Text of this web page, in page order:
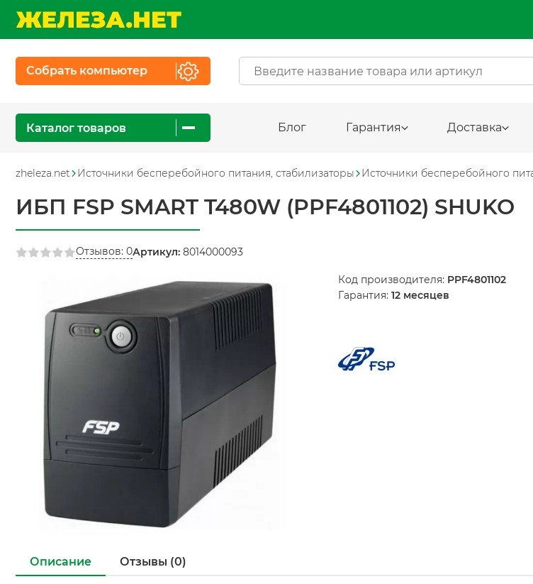
Собрать компьютер
Каталог товаров Блог Гарантия Доставка
zheleza.net Источники бесперебойного питания, стабилизаторы Источники бесперебойного
ИБП FSP SMART T480W (PPF4801102) SHUKO
Отзывов: 0Артикул: 8014000093
Код производителя: PPF4801102
Гарантия: 12 месяцев
Описание Отзывы (0)